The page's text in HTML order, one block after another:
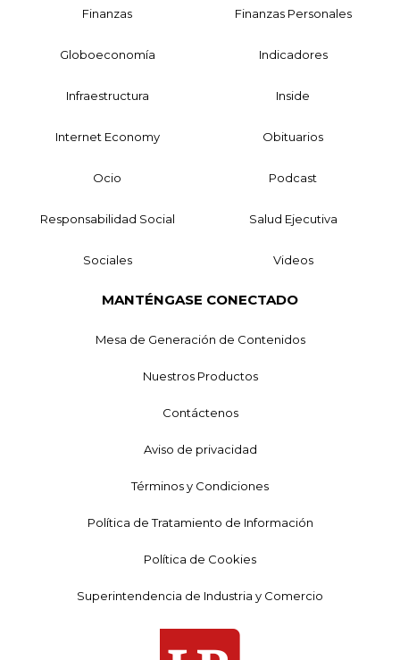
Finanzas Finanzas Personales
Globoeconomía Indicadores
Infraestructura Inside
Internet Economy Obituarios
Ocio Podcast
Responsabilidad Social Salud Ejecutiva
Sociales Videos
MANTÉNGASE CONECTADO
Mesa de Generación de Contenidos
Nuestros Productos
Contáctenos
Aviso de privacidad
Términos y Condiciones
Política de Tratamiento de Información
Política de Cookies
Superintendencia de Industria y Comercio